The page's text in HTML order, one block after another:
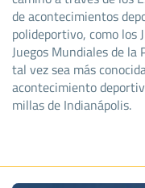
de acontecimientos
polideportivo, como los
Juegos Mundiales de
tal vez sea más
acontecimiento
millas de Indianápolis.